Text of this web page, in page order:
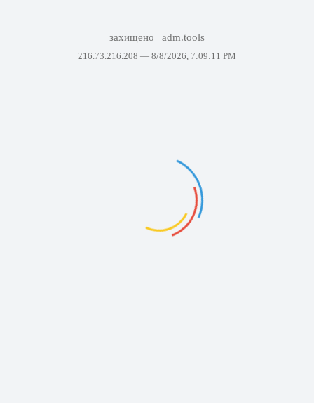
захищено adm.tools
216.73.216.208 — 8/8/2026, 7:09:11 PM